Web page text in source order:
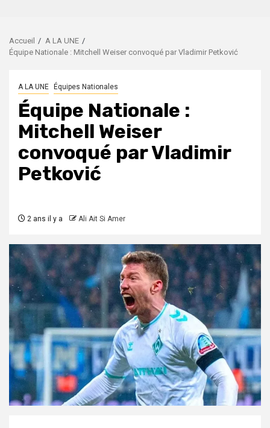
Accueil
A LA UNE
Équipe Nationale : Mitchell Weiser convoqué par Vladimir Petković
A LA UNE Équipes Nationales
Équipe Nationale :
Mitchell Weiser
convoqué par Vladimir
Petković
2 ans il y a Ali Ait Si Amer